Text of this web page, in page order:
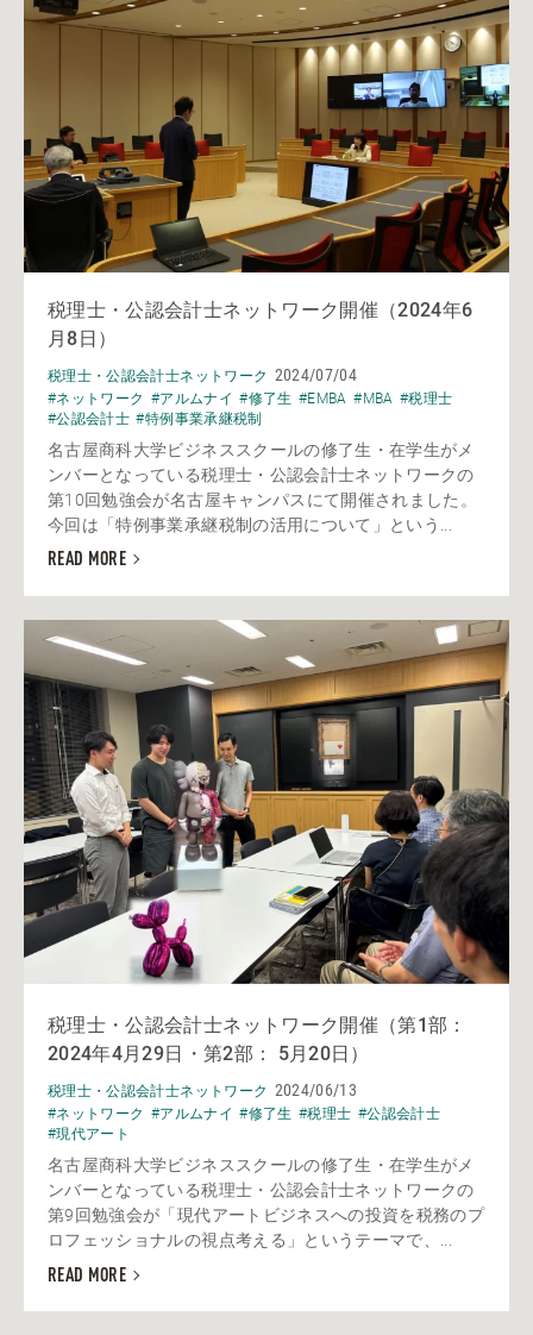
税理士・公認会計士ネットワーク開催（2024年6
月8日）
税理士・公認会計士ネットワーク 2024/07/04
#ネットワーク #アルムナイ #修了生 #EMBA #MBA #税理士
#公認会計士 #特例事業承継税制
名古屋商科大学ビジネススクールの修了生・在学生がメ
ンバーとなっている税理士・公認会計士ネットワークの
第10回勉強会が名古屋キャンパスにて開催されました。
今回は「特例事業承継税制の活用について」という...
READ MORE
税理士・公認会計士ネットワーク開催（第1部：
2024年4月29日・第2部： 5月20日）
税理士・公認会計士ネットワーク 2024/06/13
#ネットワーク #アルムナイ #修了生 #税理士 #公認会計士
#現代アート
名古屋商科大学ビジネススクールの修了生・在学生がメ
ンバーとなっている税理士・公認会計士ネットワークの
第9回勉強会が「現代アートビジネスへの投資を税務のプ
ロフェッショナルの視点考える」というテーマで、...
READ MORE